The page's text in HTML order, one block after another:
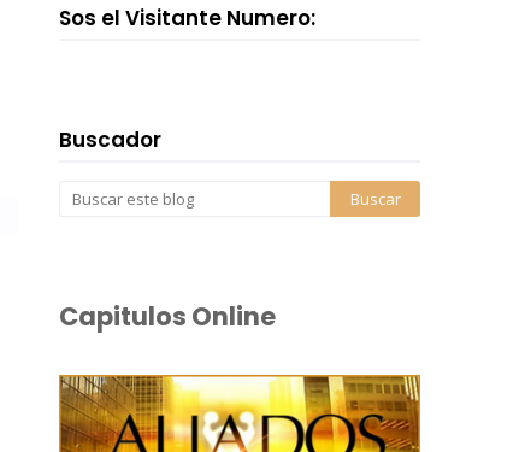
Sos el Visitante Numero:
Buscador
Capitulos Online